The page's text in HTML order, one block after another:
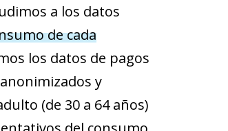
a los datos
de cada
los datos de pagos
y
(de 30 a 64 años)